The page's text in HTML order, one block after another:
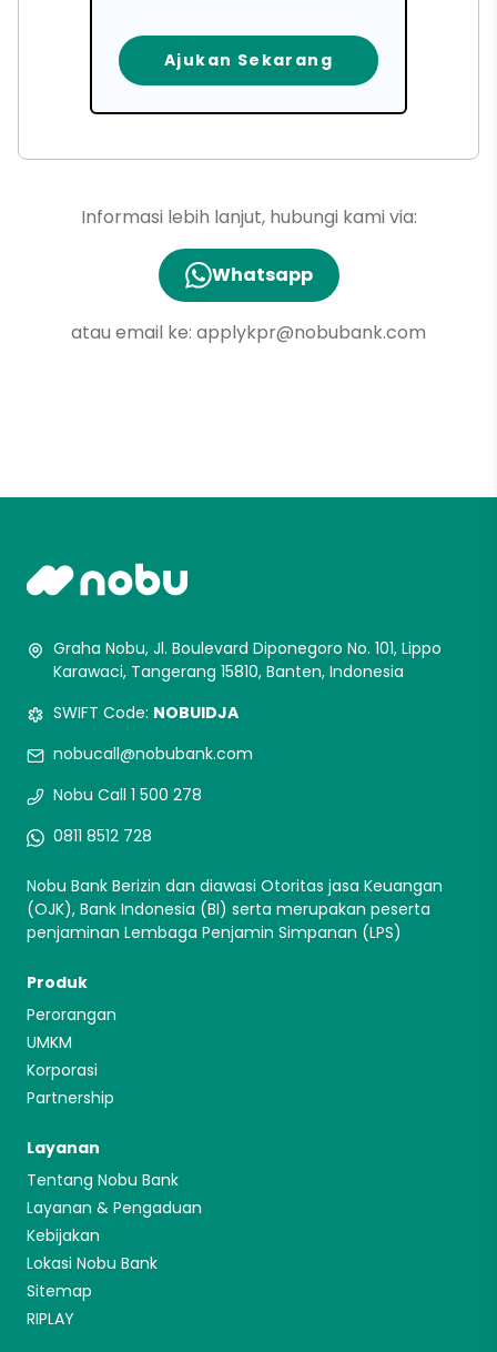
Ajukan Sekarang
Informasi lebih lanjut, hubungi kami via:
Whatsapp
atau email ke: applykpr@nobubank.com
Graha Nobu, Jl. Boulevard Diponegoro No. 101, Lippo
Karawaci, Tangerang 15810, Banten, Indonesia
SWIFT Code: NOBUIDJA
nobucall@nobubank.com
Nobu Call 1 500 278
0811 8512 728
Nobu Bank Berizin dan diawasi Otoritas jasa Keuangan
(OJK), Bank Indonesia (BI) serta merupakan peserta
penjaminan Lembaga Penjamin Simpanan (LPS)
Produk
Perorangan
UMKM
Korporasi
Partnership
Layanan
Tentang Nobu Bank
Layanan & Pengaduan
Kebijakan
Lokasi Nobu Bank
Sitemap
RIPLAY